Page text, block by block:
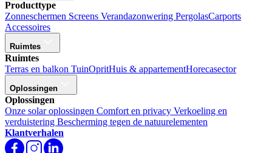
Zonneschermen Screens Verandazonwering Pergolas Carports
Accessoires
Ruimtes
Ruimtes
Terras en balkon Tuin OpritHuis & appartementHorecasector
Oplossingen
Oplossingen
Onze solar oplossingen Comfort en privacy Verkoeling en
verduisteringBescherming tegen de natuurelementen
Klantverhalen